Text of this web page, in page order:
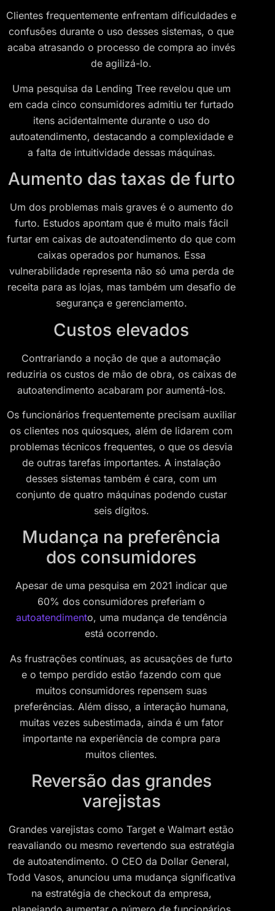
Clientes frequentemente enfrentam dificuldades e
confusões durante o uso desses sistemas, o que
acaba atrasando o processo de compra ao invés
de agilizá-lo.
Uma pesquisa da Lending Tree revelou que um
em cada cinco consumidores admitiu ter furtado
itens acidentalmente durante o uso do
autoatendimento, destacando a complexidade e
a falta de intuitividade dessas máquinas.
Aumento das taxas de furto
Um dos problemas mais graves é o aumento do
furto. Estudos apontam que é muito mais fácil
furtar em caixas de autoatendimento do que com
caixas operados por humanos. Essa
vulnerabilidade representa não só uma perda de
receita para as lojas, mas também um desafio de
segurança e gerenciamento.
Custos elevados
Contrariando a noção de que a automação
reduziria os custos de mão de obra, os caixas de
autoatendimento acabaram por aumentá-los.
Os funcionários frequentemente precisam auxiliar
os clientes nos quiosques, além de lidarem com
problemas técnicos frequentes, o que os desvia
de outras tarefas importantes. A instalação
desses sistemas também é cara, com um
conjunto de quatro máquinas podendo custar
seis dígitos.
Mudança na preferência
dos consumidores
Apesar de uma pesquisa em 2021 indicar que
60% dos consumidores preferiam o
autoatendimento, uma mudança de tendência
está ocorrendo.
As frustrações contínuas, as acusações de furto
e o tempo perdido estão fazendo com que
muitos consumidores repensem suas
preferências. Além disso, a interação humana,
muitas vezes subestimada, ainda é um fator
importante na experiência de compra para
muitos clientes.
Reversão das grandes
varejistas
Grandes varejistas como Target e Walmart estão
reavaliando ou mesmo revertendo sua estratégia
de autoatendimento. O CEO da Dollar General,
Todd Vasos, anunciou uma mudança significativa
na estratégia de checkout da empresa,